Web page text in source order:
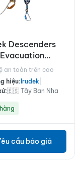
Descenders
ALF 5:1
an toàn trên cao
hiệu: Irudek
🇪🇸 Tây Ban Nha
cầu báo giá